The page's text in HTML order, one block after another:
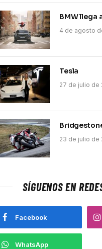
BMW llega
4 de agosto
Tesla
27 de julio de
23 de julio de
SÍGUENOS EN
Facebook
WhatsApp